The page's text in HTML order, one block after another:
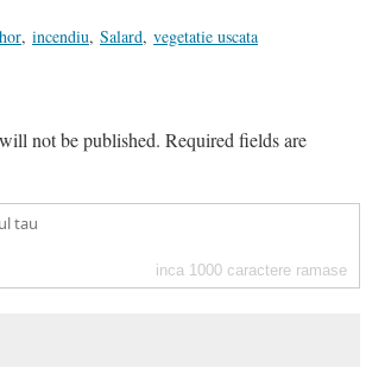
, incendiu, Salard, vegetatie uscata
not be published. Required fields are
inca 1000 caractere ramase